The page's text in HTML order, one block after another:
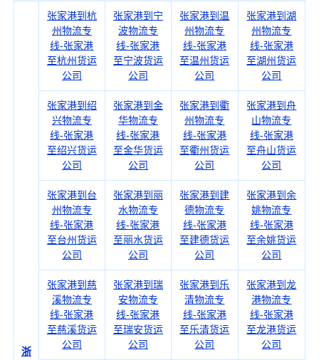
浙
张家港到杭
州物流专
线-张家港
至杭州货运
公司
张家港到宁
波物流专
线-张家港
至宁波货运
公司
张家港到温
州物流专
线-张家港
至温州货运
公司
张家港到湖
州物流专
线-张家港
至湖州货运
公司
张家港到绍
兴物流专
线-张家港
至绍兴货运
公司
张家港到金
华物流专
线-张家港
至金华货运
公司
张家港到衢
州物流专
线-张家港
至衢州货运
公司
张家港到舟
山物流专
线-张家港
至舟山货运
公司
张家港到台
州物流专
线-张家港
至台州货运
公司
张家港到丽
水物流专
线-张家港
至丽水货运
公司
张家港到建
德物流专
线-张家港
至建德货运
公司
张家港到余
姚物流专
线-张家港
至余姚货运
公司
张家港到慈
溪物流专
线-张家港
至慈溪货运
公司
张家港到瑞
安物流专
线-张家港
至瑞安货运
公司
张家港到乐
清物流专
线-张家港
至乐清货运
公司
张家港到龙
港物流专
线-张家港
至龙港货运
公司